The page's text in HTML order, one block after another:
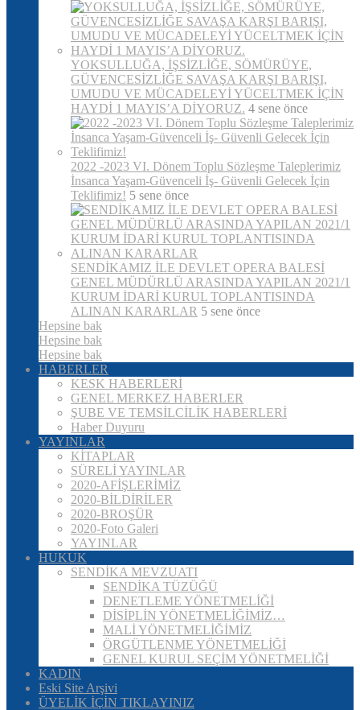
YOKSULLUĞA, İŞSİZLİĞE, SÖMÜRÜYE,
GÜVENCESİZLİĞE SAVAŞA KARŞI BARIŞI,
UMUDU VE MÜCADELEYİ YÜCELTMEK İÇİN
HAYDİ 1 MAYIS’A DİYORUZ. 4 sene önce
2022 -2023 VI. Dönem Toplu Sözleşme Taleplerimiz
İnsanca Yaşam-Güvenceli İş- Güvenli Gelecek İçin
Teklifimiz! 5 sene önce
SENDİKAMIZ İLE DEVLET OPERA BALESİ
GENEL MÜDÜRLÜ ARASINDA YAPILAN 2021/1
KURUM İDARİ KURUL TOPLANTISINDA
ALINAN KARARLAR 5 sene önce
Hepsine bak
Hepsine bak
Hepsine bak
HABERLER
KESK HABERLERİ
GENEL MERKEZ HABERLER
ŞUBE VE TEMSİLCİLİK HABERLERİ
Haber Duyuru
YAYINLAR
KİTAPLAR
SÜRELİ YAYINLAR
2020-AFİŞLERİMİZ
2020-BİLDİRİLER
2020-BROŞÜR
2020-Foto Galeri
YAYINLAR
HUKUK
SENDİKA MEVZUATI
SENDİKA TÜZÜĞÜ
DENETLEME YÖNETMELİĞİ
DİSİPLİN YÖNETMELİĞİMİZ…
MALİ YÖNETMELİĞİMİZ
ÖRGÜTLENME YÖNETMELİĞİ
GENEL KURUL SEÇİM YÖNETMELİĞİ
KADIN
Eski Site Arşivi
ÜYELİK İÇİN TIKLAYINIZ